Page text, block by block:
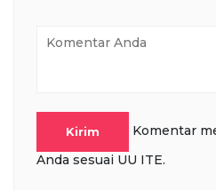
Kirim
Komentar
Anda sesuai UU ITE.